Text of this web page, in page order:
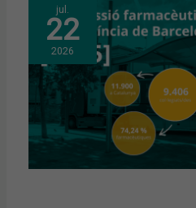
jul.
22
2026